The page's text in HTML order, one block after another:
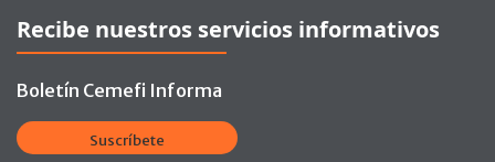
Recibe nuestros servicios informativos
Boletín Cemefi Informa
Suscríbete